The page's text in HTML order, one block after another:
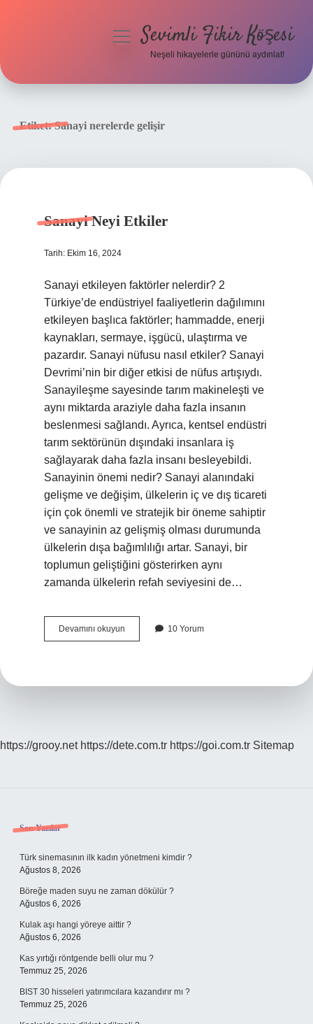
menüyüSevimli Fikir Köşesi
Neşeli hikayelerle gününü aydınlat!
Etiket:Sanayi nerelerde gelişir
Sanayi Neyi Etkiler
Tarih: Ekim 16, 2024
Sanayi etkileyen faktörler nelerdir? 2
Türkiye’de endüstriyel faaliyetlerin dağılımını
etkileyen başlıca faktörler; hammadde, enerji
kaynakları, sermaye, işgücü, ulaştırma ve
pazardır. Sanayi nüfusu nasıl etkiler? Sanayi
Devrimi’nin bir diğer etkisi de nüfus artışıydı.
Sanayileşme sayesinde tarım makineleşti ve
aynı miktarda araziyle daha fazla insanın
beslenmesi sağlandı. Ayrıca, kentsel endüstri
tarım sektörünün dışındaki insanlara iş
sağlayarak daha fazla insanı besleyebildi.
Sanayinin önemi nedir? Sanayi alanındaki
gelişme ve değişim, ülkelerin iç ve dış ticareti
için çok önemli ve stratejik bir öneme sahiptir
ve sanayinin az gelişmiş olması durumunda
ülkelerin dışa bağımlılığı artar. Sanayi, bir
toplumun geliştiğini gösterirken aynı
zamanda ülkelerin refah seviyesini de…
Devamını okuyun
Neyi
10 Yorum
https://grooy.net https://dete.com.tr https://goi.com.tr Sitemap
Sidebar
Son Yazılar
Türk sinemasının ilk kadın yönetmeni kimdir ?
Ağustos 8, 2026
Böreğe maden suyu ne zaman dökülür ?
Ağustos 6, 2026
Kulak aşı hangi yöreye aittir ?
Ağustos 6, 2026
Kas yırtığı röntgende belli olur mu ?
Temmuz 25, 2026
BIST 30 hisseleri yatırımcılara kazandırır mı ?
Temmuz 25, 2026